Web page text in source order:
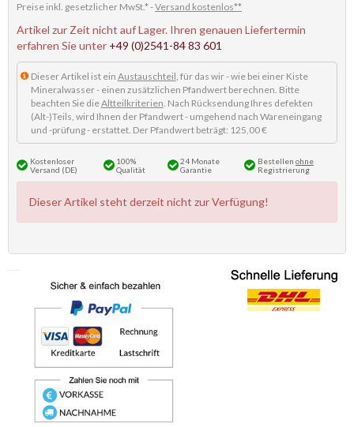
Preise inkl. gesetzlicher MwSt.* -Versand kostenlos**
Artikel zur Zeit nicht auf Lager. Ihren genauen Liefertermin
erfahren Sie unter +49 (0)2541-84 83 601
Dieser Artikel ist ein Austauschteil , für das wir - wie bei einer Kiste
Mineralwasser - einen zusätzlichen Pfandwert berechnen. Bitte
beachten Sie dieAltteilkriterien . Nach Rücksendung Ihres defekten
(Alt-)Teils, wird Ihnen der Pfandwert - umgehend nach Wareneingang
und -prüfung - erstattet. Der Pfandwert beträgt: 125,00 €
Kostenloser
Versand (DE)
100%
Qualität
24 Monate
Garantie
Bestellen ohne
Registrierung
Dieser Artikel steht derzeit nicht zur Verfügung!